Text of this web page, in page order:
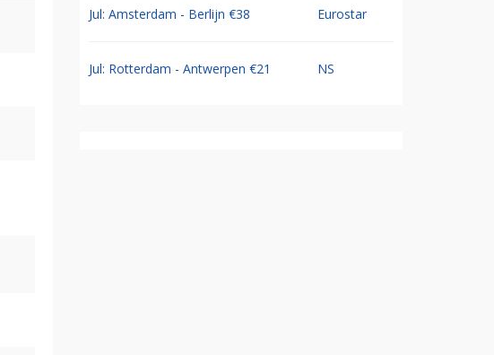
Jul: Amsterdam - Berlijn €38 Eurostar
Jul: Rotterdam - Antwerpen €21 NS